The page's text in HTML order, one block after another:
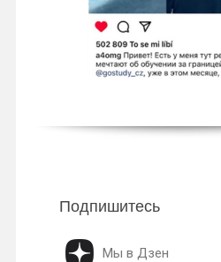
Подпишитесь
Мы в Дзен